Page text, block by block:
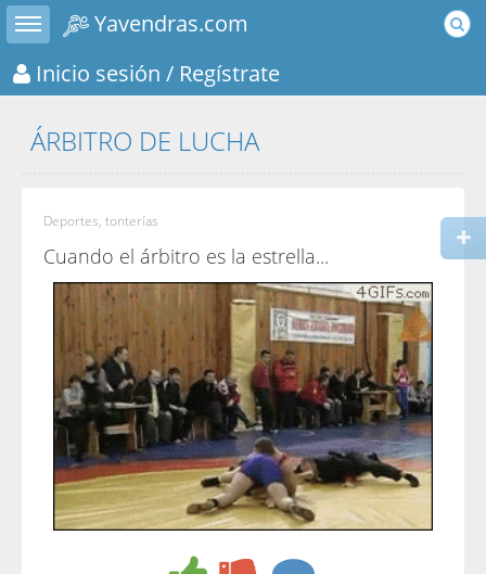
Toggle sidebar
Yavendras.com
Inicio sesión / Regístrate
ÁRBITRO DE LUCHA
Deportes, tonterías
Cuando el árbitro es la estrella...